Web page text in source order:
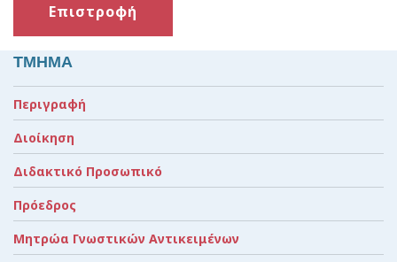
Επιστροφή
ΤΜΗΜΑ
Περιγραφή
Διοίκηση
Διδακτικό Προσωπικό
Πρόεδρος
Μητρώα Γνωστικών Αντικειμένων